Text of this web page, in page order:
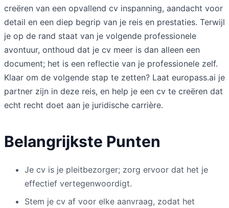
creëren van een opvallend cv inspanning, aandacht voor
detail en een diep begrip van je reis en prestaties. Terwijl
je op de rand staat van je volgende professionele
avontuur, onthoud dat je cv meer is dan alleen een
document; het is een reflectie van je professionele zelf.
Klaar om de volgende stap te zetten? Laat europass.ai je
partner zijn in deze reis, en help je een cv te creëren dat
echt recht doet aan je juridische carrière.
Belangrijkste Punten
Je cv is je pleitbezorger; zorg ervoor dat het je
effectief vertegenwoordigt.
Stem je cv af voor elke aanvraag, zodat het